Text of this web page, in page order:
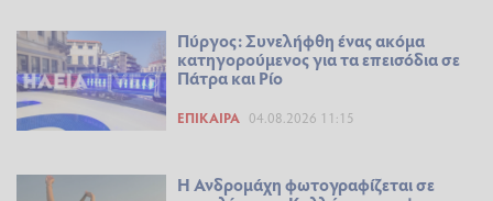
Πύργος: Συνελήφθη ένας ακόμα
κατηγορούμενος για τα επεισόδια σε
Πάτρα και Ρίο
ΕΠΊΚΑΙΡΑ 04.08.2026 11:15
Η Ανδρομάχη φωτογραφίζεται σε